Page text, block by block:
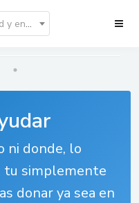
Elige tu ciudad y encuentra lo que hay cerca de ti
ni donde, lo
tu simplemente
donar ya sea en